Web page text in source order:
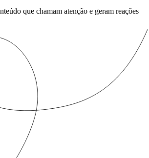
que chamam atenção e geram reações